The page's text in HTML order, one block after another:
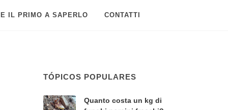
IL PRIMO A SAPERLO CONTATTI
TÓPICOS POPULARES
Quanto costa un kg di